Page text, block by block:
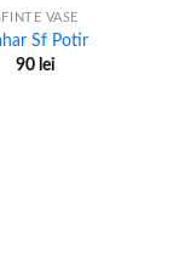
VASE
Sf Potir
90 lei